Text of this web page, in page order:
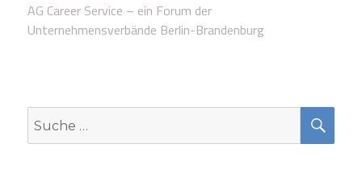
AG Career Service – ein Forum der
Unternehmensverbände Berlin-Brandenburg
Suche
nach: